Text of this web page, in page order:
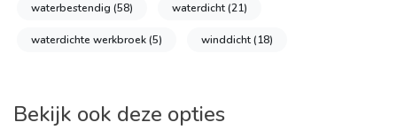
waterbestendig (58) waterdicht(21)
waterdichte werkbroek(5) winddicht(18)
Bekijk ook deze opties